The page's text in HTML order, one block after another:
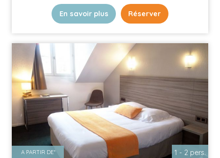
En savoir plus Réserver
1 - 2 pers.
A PARTIR DE*